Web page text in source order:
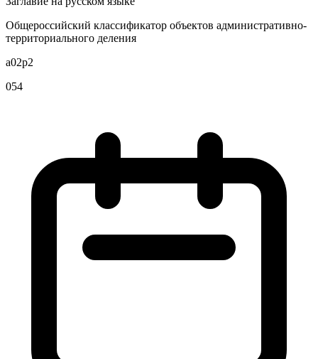
Общероссийский классификатор объектов административно-
территориального деления
a02p2
054